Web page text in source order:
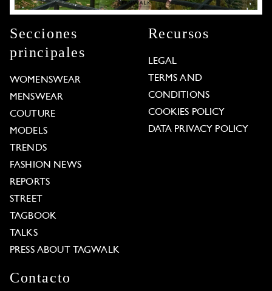
Secciones
principales
WOMENSWEAR
MENSWEAR
COUTURE
MODELS
TRENDS
FASHION NEWS
REPORTS
STREET
TAGBOOK
TALKS
PRESS ABOUT TAGWALK
Recursos
LEGAL
TERMS AND
CONDITIONS
COOKIES POLICY
DATA PRIVACY POLICY
Contacto